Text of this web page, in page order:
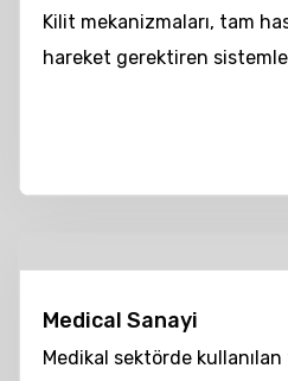
Kilit mekanizmaları, tam
hareket gerektiren
Medical Sanayi
Medikal sektörde